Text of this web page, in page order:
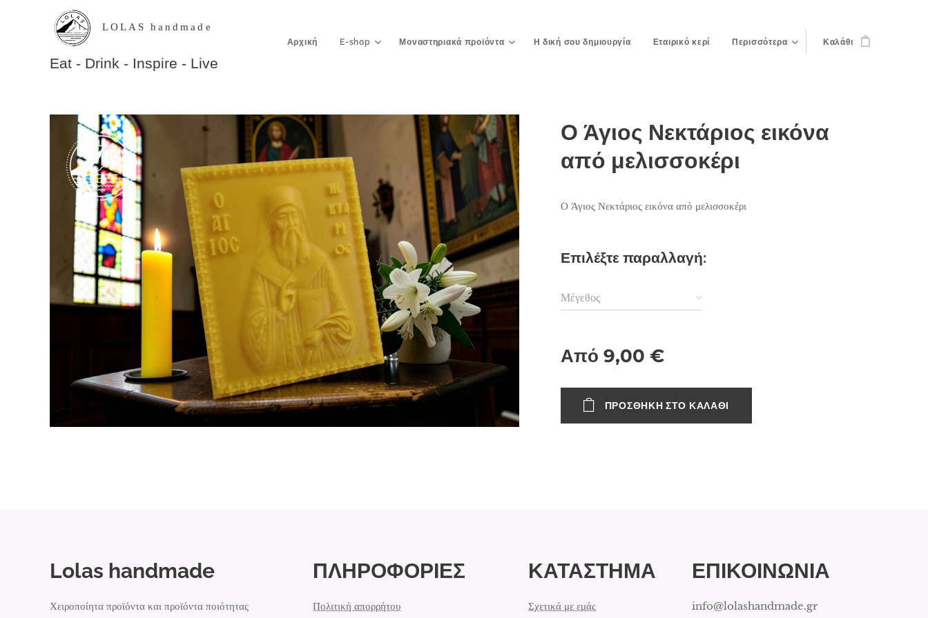
LOLAS handmade
Eat - Drink - Inspire - Live
Αρχική E-shop Μοναστηριακά προϊόντα Η δική σου δημιουργία Εταιρικό κερί Περισσότερα Καλάθι
Ο Άγιος Νεκτάριος εικόνα
από μελισσοκέρι
Ο Άγιος Νεκτάριος εικόνα από μελισσοκέρι
Επιλέξτε παραλλαγή:
Μέγεθος
Από 9,00 €
ΠΡΟΣΘΉΚΗ ΣΤΟ ΚΑΛΆΘΙ
Lolas handmade
Χειροποίητα προϊόντα και προϊόντα ποιότητας
ΠΛΗΡΟΦΟΡΙΕΣ
Πολιτική απορρήτου
ΚΑΤΑΣΤΗΜΑ
Σχετικά με εμάς
ΕΠΙΚΟΙΝΩΝΙΑ
info@lolashandmade.gr